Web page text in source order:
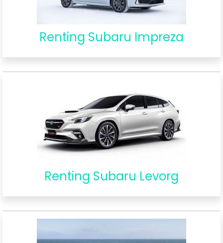
Renting Subaru Impreza
Renting Subaru Levorg